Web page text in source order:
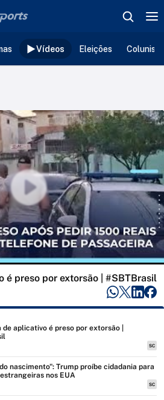
Vídeos Eleições
é preso por extorsão | #SBTBrasil
aplicativo é preso por extorsão |
SC
nascimento": Trump proíbe cidadania para
nos EUA
SC